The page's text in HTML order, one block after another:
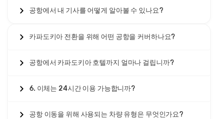
공항에서 내 기사를 어떻게 알아볼 수 있나요?
카파도키아 전환을 위해 어떤 공항을 커버하나요?
공항에서 카파도키아 호텔까지 얼마나 걸립니까?
6. 이체는 24시간 이용 가능합니까?
공항 이동을 위해 사용되는 차량 유형은 무엇인가요?